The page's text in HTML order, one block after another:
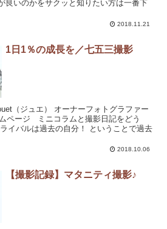
良いのかをサクッと知りたい方は一番下
2018.11.21
1日1％の成長を／七五三撮影
（ジュエ） オーナーフォトグラファー
ページ ミニコラムと撮影日記をどう
イバルは過去の自分！ ということで過去
2018.10.06
【撮影記録】マタニティ撮影♪